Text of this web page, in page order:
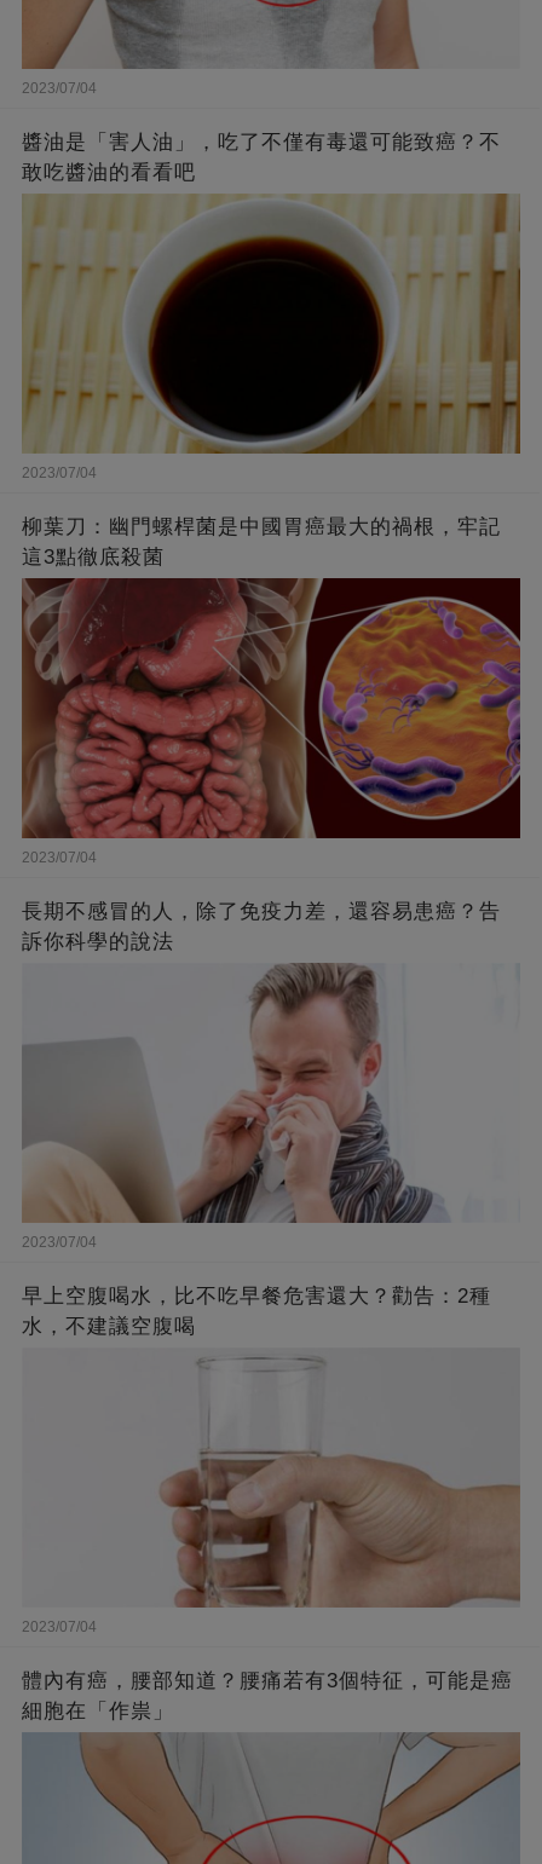
2023/07/04
醬油是「害人油」，吃了不僅有毒還可能致癌？不
敢吃醬油的看看吧
2023/07/04
柳葉刀：幽門螺桿菌是中國胃癌最大的禍根，牢記
這3點徹底殺菌
2023/07/04
長期不感冒的人，除了免疫力差，還容易患癌？告
訴你科學的說法
2023/07/04
早上空腹喝水，比不吃早餐危害還大？勸告：2種
水，不建議空腹喝
2023/07/04
體內有癌，腰部知道？腰痛若有3個特征，可能是癌
細胞在「作祟」